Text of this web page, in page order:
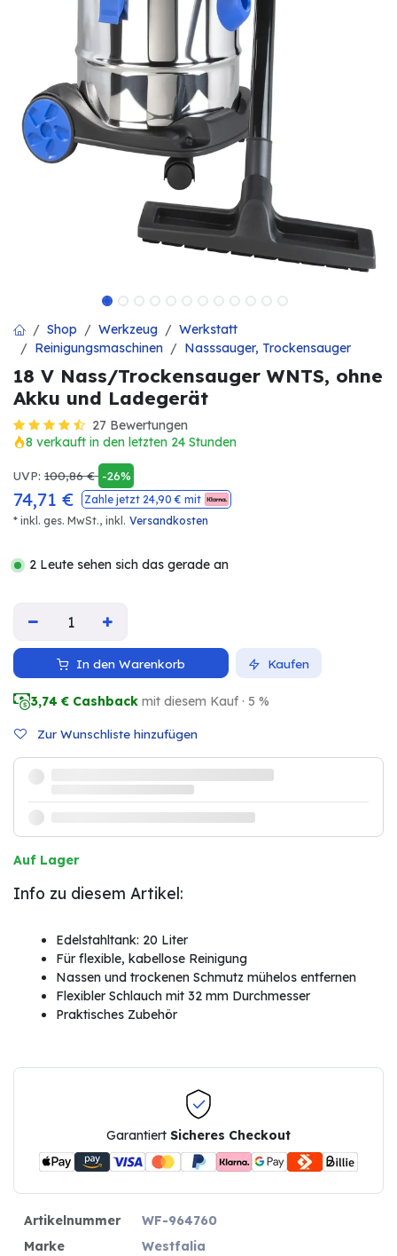
Shop Werkzeug
Werkstatt
Reinigungsmaschinen
Nasssauger, Trockensauger
18 V Nass/Trockensauger WNTS, ohne
Akku und Ladegerät
27 Bewertungen
8 verkauft in den letzten 24 Stunden
UVP: 100,86€ -26%
74,71 € Zahle jetzt 24,90 € mit
* inkl. ges. MwSt., inkl. Versandkosten
2 Leute sehen sich das gerade an
In den Warenkorb Kaufen
3,74 € Cashback mit diesem Kauf · 5 %
Zur Wunschliste hinzufügen
Auf Lager
Info zu diesem Artikel:
Edelstahltank: 20 Liter
Für flexible, kabellose Reinigung
Nassen und trockenen Schmutz mühelos entfernen
Flexibler Schlauch mit 32 mm Durchmesser
Praktisches Zubehör
Garantiert Sicheres Checkout
Artikelnummer
WF-964760
Marke
Westfalia